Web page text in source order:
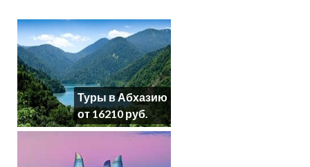
Туры в Абхазию
от 16210 руб.